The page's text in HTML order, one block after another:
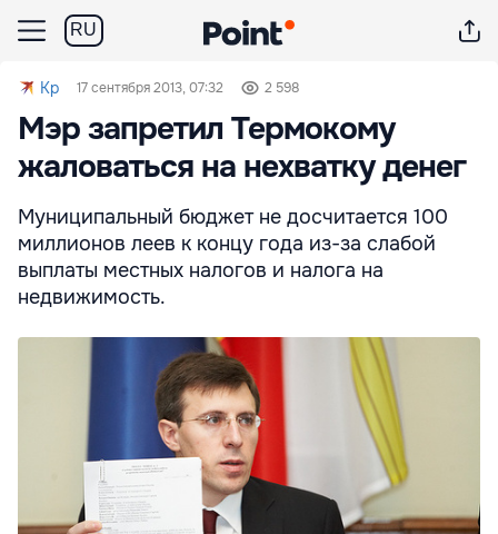
RU
Kp 17 сентября 2013, 07:32 2 598
Мэр запретил Термокому
жаловаться на нехватку денег
Муниципальный бюджет не досчитается 100
миллионов леев к концу года из-за слабой
выплаты местных налогов и налога на
недвижимость.